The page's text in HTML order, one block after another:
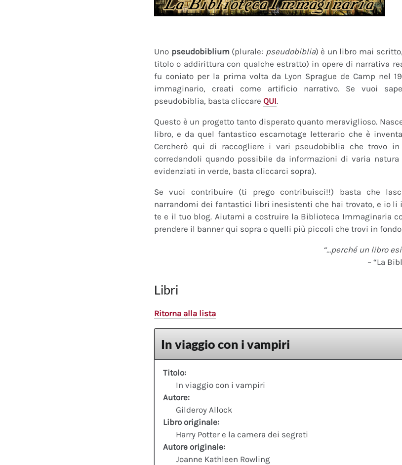
Uno pseudobiblium(plurale: pseudobiblia) è un libro mai
titolo o addirittura con qualche estratto) in opere di narrativa
fu coniato per la prima volta da Lyon Sprague de Camp nel
immaginario, creati come artificio narrativo. Se vuoi
pseudobiblia, basta cliccare QUI.
Questo è un progetto tanto disperato quanto meraviglioso.
libro, e da quel fantastico escamotage letterario che è
Cercherò qui di raccogliere i vari pseudobiblia che trovo
corredandoli quando possibile da informazioni di varia
evidenziati in verde, basta cliccarci sopra).
Se vuoi contribuire (ti prego contribuisci!!) basta che
narrandomi dei fantastici libri inesistenti che hai trovato, e io li
te e il tuo blog. Aiutami a costruire la Biblioteca Immaginaria
prendere il banner qui sopra o quelli più piccoli che trovi in
“…perché un libro
– “La
Libri
Ritorna alla lista
In viaggio con i vampiri
Titolo:
In viaggio con i vampiri
Autore:
Gilderoy Allock
Libro originale:
Harry Potter e la camera dei segreti
Autore originale:
Joanne Kathleen Rowling